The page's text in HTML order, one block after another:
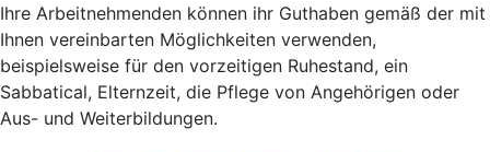
Ihre Arbeitnehmenden können ihr Guthaben gemäß der mit
Ihnen vereinbarten Möglichkeiten verwenden,
beispielsweise für den vorzeitigen Ruhestand, ein
Sabbatical, Elternzeit, die Pflege von Angehörigen oder
Aus- und Weiterbildungen.